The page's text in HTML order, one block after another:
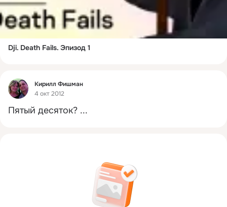
Dji. Death Fails. Эпизод 1
Фид
Кирилл Фишман
4 окт 2012
Пятый десяток? ...